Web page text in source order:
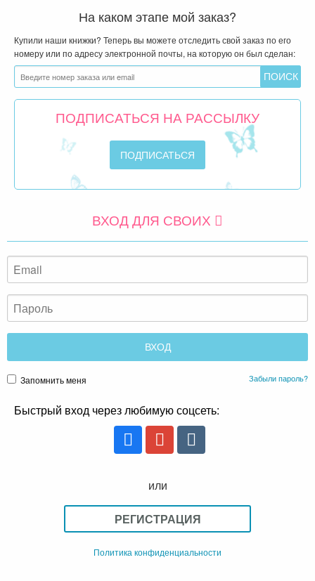
На каком этапе мой заказ?
Купили наши книжки? Теперь вы можете отследить свой заказ по его
номеру или по адресу электронной почты, на которую он был сделан:
ПОДПИСАТЬСЯ НА РАССЫЛКУ
ВХОД ДЛЯ СВОИХ
Запомнить меня Забыли пароль?
Быстрый вход через любимую соцсеть:
или
РЕГИСТРАЦИЯ
Политика конфиденциальности